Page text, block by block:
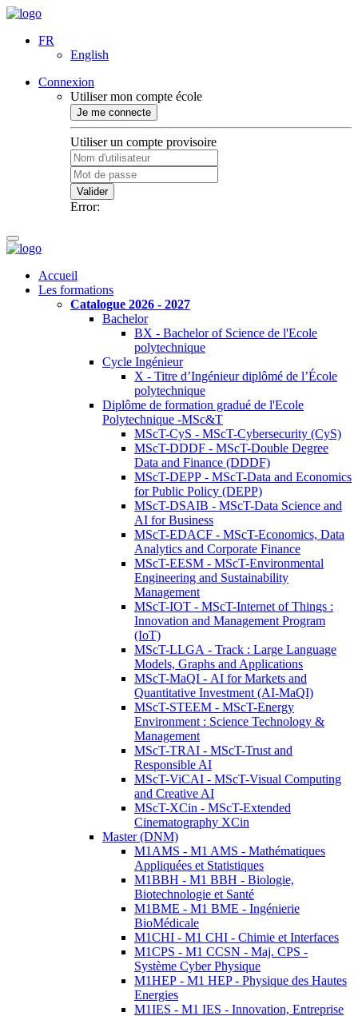
FR
English
Connexion
Utiliser mon compte école
Je me connecte
Utiliser un compte provisoire
Valider
Error:
Accueil
Les formations
Catalogue 2026 - 2027
Bachelor
BX - Bachelor of Science de l'Ecole
polytechnique
Cycle Ingénieur
X - Titre d’Ingénieur diplômé de l’École
polytechnique
Diplôme de formation gradué de l'Ecole
Polytechnique -MSc&T
MScT-CyS - MScT-Cybersecurity (CyS)
MScT-DDDF - MScT-Double Degree
Data and Finance (DDDF)
MScT-DEPP - MScT-Data and Economics
for Public Policy (DEPP)
MScT-DSAIB - MScT-Data Science and
AI for Business
MScT-EDACF - MScT-Economics, Data
Analytics and Corporate Finance
MScT-EESM - MScT-Environmental
Engineering and Sustainability
Management
MScT-IOT - MScT-Internet of Things :
Innovation and Management Program
(IoT)
MScT-LLGA - Track : Large Language
Models, Graphs and Applications
MScT-MaQI - AI for Markets and
Quantitative Investment (AI-MaQI)
MScT-STEEM - MScT-Energy
Environment : Science Technology &
Management
MScT-TRAI - MScT-Trust and
Responsible AI
MScT-ViCAI - MScT-Visual Computing
and Creative AI
MScT-XCin - MScT-Extended
Cinematography XCin
Master (DNM)
M1AMS - M1 AMS - Mathématiques
Appliquées et Statistiques
M1BBH - M1 BBH - Biologie,
Biotechnologie et Santé
M1BME - M1 BME - Ingénierie
BioMédicale
M1CHI - M1 CHI - Chimie et Interfaces
M1CPS - M1 CCSN - Maj. CPS -
Système Cyber Physique
M1HEP - M1 HEP - Physique des Hautes
Energies
M1IES - M1 IES - Innovation, Entreprise